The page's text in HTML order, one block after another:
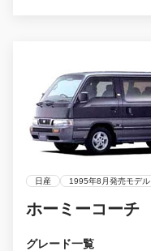
日産 1995年8月発売モデル
ホーミーコーチ
グレード一覧